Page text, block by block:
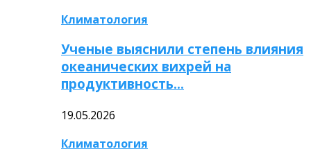
Климатология
Ученые выяснили степень влияния
океанических вихрей на
продуктивность…
19.05.2026
Климатология